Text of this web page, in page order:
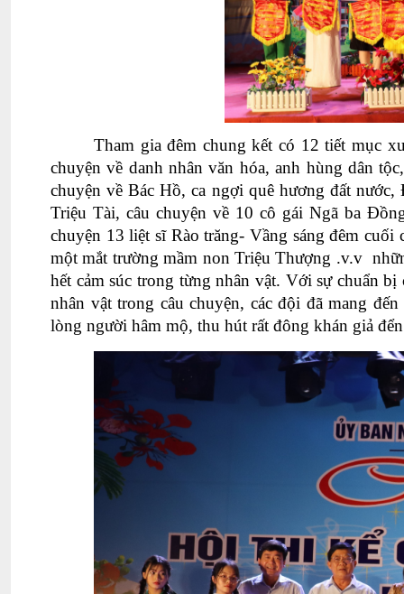
Tham gia đêm chung kếtcó 12 tiết mục
chuyện về danh nhân văn hóa, anh hùng dân
chuyện về Bác Hồ, ca ngợi quê hương đất nước,
Triệu Tài, câu chuyện về 10 cô gái Ngã ba
chuyện 13 liệt sĩ Rào trăng- Vầng sáng đêm
một mắt trường mầm non Triệu Thượng .v.v
hết cảm súc trong từng nhân vật. Với sự chuẩn
nhân vật trong câu chuyện, các đội đã mang
lòng người hâm mộ, thu hút rất đông khán giả